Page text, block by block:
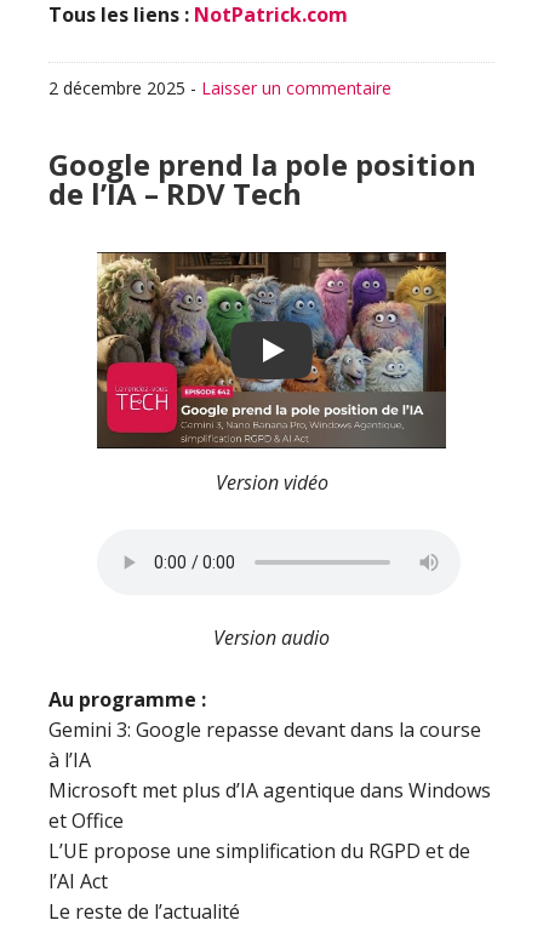
Tous les liens : NotPatrick.com
2 décembre 2025 - Laisser un commentaire
Google prend la pole position
de l’IA – RDV Tech
Play
Version vidéo
Version audio
Au programme :
Gemini 3: Google repasse devant dans la course
à l’IA
Microsoft met plus d’IA agentique dans Windows
et Office
L’UE propose une simplification du RGPD et de
l’AI Act
Le reste de l’actualité